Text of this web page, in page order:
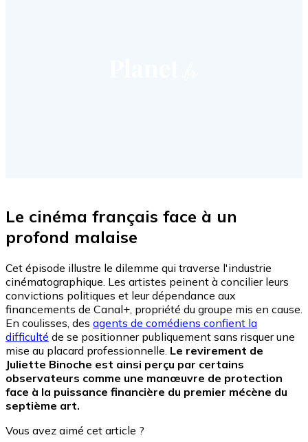
Le cinéma français face à un
profond malaise
Cet épisode illustre le dilemme qui traverse l'industrie
cinématographique. Les artistes peinent à concilier leurs
convictions politiques et leur dépendance aux
financements de Canal+, propriété du groupe mis en cause.
En coulisses, des agents de comédiens confient la
difficulté de se positionner publiquement sans risquer une
mise au placard professionnelle. Le revirement de
Juliette Binoche est ainsi perçu par certains
observateurs comme une manœuvre de protection
face à la puissance financière du premier mécène du
septième art.
Vous avez aimé cet article ?